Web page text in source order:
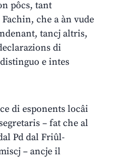
pôcs, tant
che a àn vude
tancj altris,
di
e intes
di esponents locâi
– fat che al
Pd dal Friûl-
– ancje il